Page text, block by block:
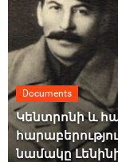
Documents
Կենտրոնի և
նամակը